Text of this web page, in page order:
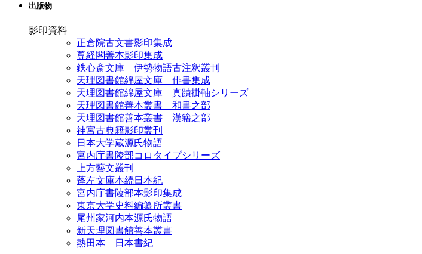
出版物
影印資料
正倉院古文書影印集成
尊経閣善本影印集成
鉄心斎文庫 伊勢物語古注釈叢刊
天理図書館綿屋文庫 俳書集成
天理図書館綿屋文庫 真蹟掛軸シリーズ
天理図書館善本叢書 和書之部
天理図書館善本叢書 漢籍之部
神宮古典籍影印叢刊
日本大学蔵源氏物語
宮内庁書陵部コロタイプシリーズ
上方藝文叢刊
蓬左文庫本続日本紀
宮内庁書陵部本影印集成
東京大学史料編纂所叢書
尾州家河内本源氏物語
新天理図書館善本叢書
熱田本 日本書紀